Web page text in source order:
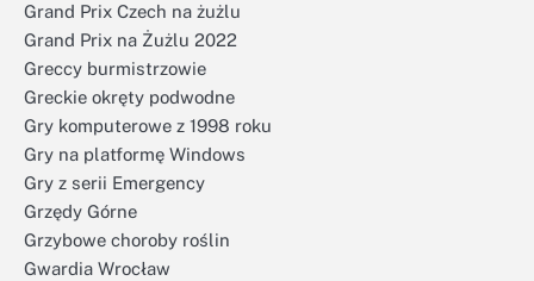
Grand Prix Czech na żużlu
Grand Prix na Żużlu 2022
Greccy burmistrzowie
Greckie okręty podwodne
Gry komputerowe z 1998 roku
Gry na platformę Windows
Gry z serii Emergency
Grzędy Górne
Grzybowe choroby roślin
Gwardia Wrocław